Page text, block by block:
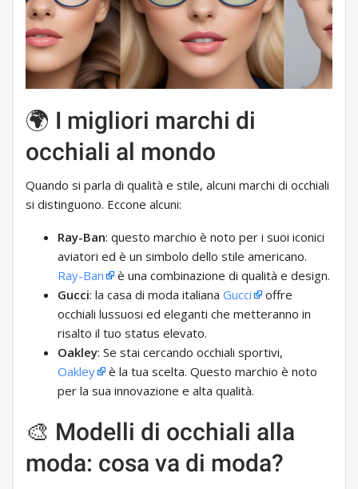
🌍 I migliori marchi di
occhiali al mondo
Quando si parla di qualità e stile, alcuni marchi di occhiali
si distinguono. Eccone alcuni:
Ray-Ban: questo marchio è noto per i suoi iconici
aviatori ed è un simbolo dello stile americano.
Ray-Ban
è una combinazione di qualità e design.
Gucci: la casa di moda italiana Gucci
offre
occhiali lussuosi ed eleganti che metteranno in
risalto il tuo status elevato.
Oakley: Se stai cercando occhiali sportivi,
Oakley
è la tua scelta. Questo marchio è noto
per la sua innovazione e alta qualità.
🎨 Modelli di occhiali alla
moda: cosa va di moda?